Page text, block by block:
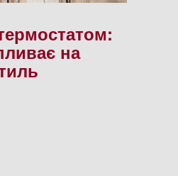
на